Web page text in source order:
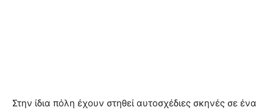
Στην ίδια πόλη έχουν στηθεί αυτοσχέδιες σκηνές σε ένα